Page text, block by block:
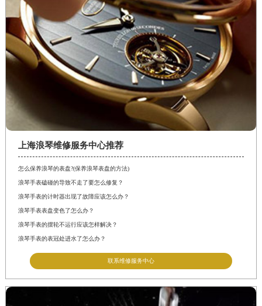
上海浪琴维修服务中心推荐
怎么保养浪琴的表盘?(保养浪琴表盘的方法)
浪琴手表磕碰的导致不走了要怎么修复？
浪琴手表的计时器出现了故障应该怎么办？
浪琴手表表盘变色了怎么办？
浪琴手表的摆轮不运行应该怎样解决？
浪琴手表的表冠处进水了怎么办？
联系维修服务中心